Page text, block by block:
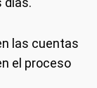
las cuentas
el proceso